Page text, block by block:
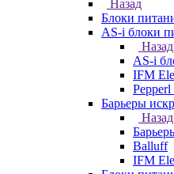
Назад
Блоки
AS-i блоки
Назад
AS-i
IFM
Pepperl
Барьеры
Назад
Balluff
IFM